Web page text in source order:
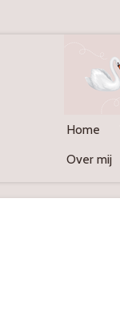
Home
Over mij